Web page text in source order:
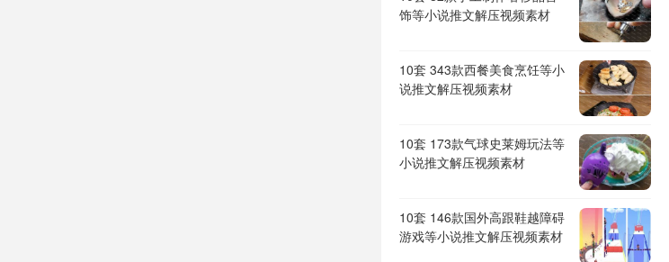
饰等小说推文解压视频素材
10套 343款西餐美食烹饪等小
说推文解压视频素材
10套 173款气球史莱姆玩法等
小说推文解压视频素材
10套 146款国外高跟鞋越障碍
游戏等小说推文解压视频素材